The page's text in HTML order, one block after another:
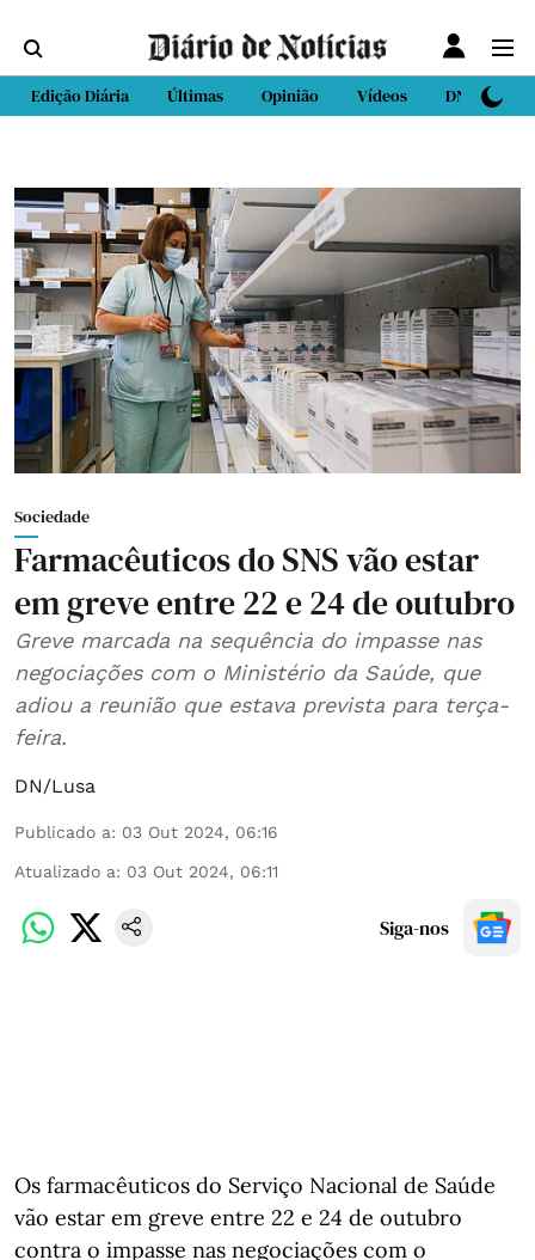
Edição Diária Últimas Opinião Vídeos DN Sport
Sociedade
Farmacêuticos do SNS vão estar
em greve entre 22 e 24 de outubro
Greve marcada na sequência do impasse nas
negociações com o Ministério da Saúde, que
adiou a reunião que estava prevista para terça-
feira.
DN/Lusa
Publicado a: 03 Out 2024, 06:16
Atualizado a: 03 Out 2024, 06:11
Siga-nos
Os farmacêuticos do Serviço Nacional de Saúde
vão estar em greve entre 22 e 24 de outubro
contra o impasse nas negociações com o